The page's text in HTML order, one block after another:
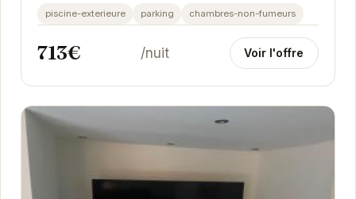
vacances inoubliables. Son jardin privatif est une...
piscine-exterieure parking chambres-non-fumeurs
713€ /nuit Voir l'offre